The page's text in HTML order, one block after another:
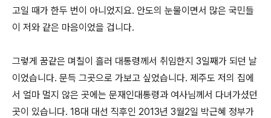
고일 때가 한두 번이 아니었지요. 안도의 눈물이면서 많은 국민들
이 저와 같은 마음이었을 겁니다.
그렇게 꿈같은 며칠이 흘러 대통령께서 취임한지 3일째가 되던 날
이었습니다. 문득 그곳으로 가보고 싶었습니다. 제주도 저의 집에
서 얼마 멀지 않은 곳에는 문재인대통령과 여사님께서 다녀가셨던
곳이 있습니다. 18대 대선 직후인 2013년 3월2일 박근혜 정부가